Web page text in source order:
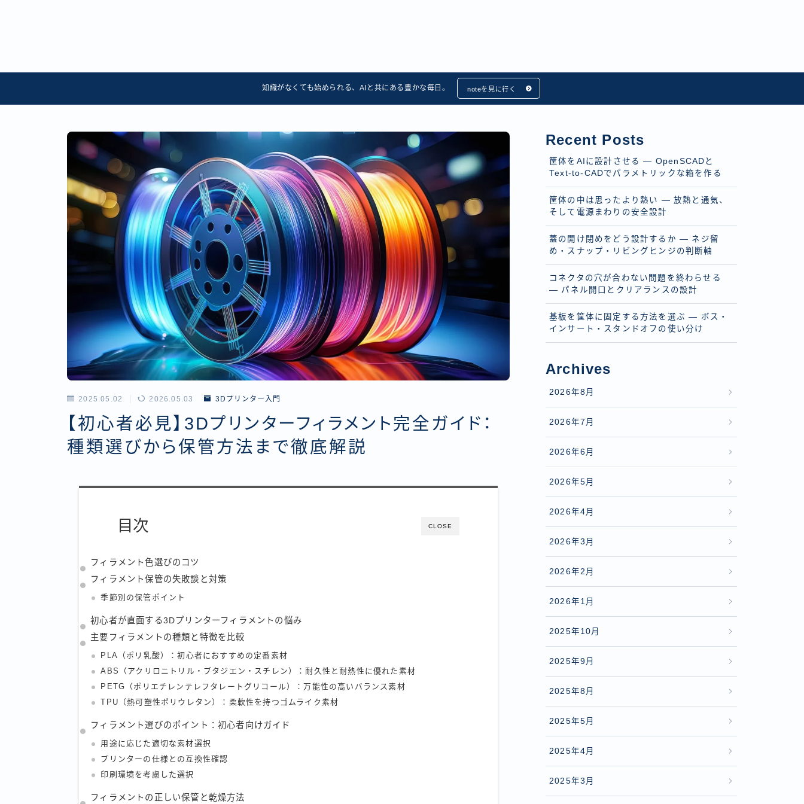
知識がなくても始められる、AIと共にある豊かな毎日。 noteを見に行く
2025.05.02 2026.05.03 3Dプリンター入門
【初心者必見】3Dプリンターフィラメント完全ガイド：
種類選びから保管方法まで徹底解説
CLOSE
目次
フィラメント色選びのコツ
フィラメント保管の失敗談と対策
季節別の保管ポイント
初心者が直面する3Dプリンターフィラメントの悩み
主要フィラメントの種類と特徴を比較
PLA（ポリ乳酸）：初心者におすすめの定番素材
ABS（アクリロニトリル・ブタジエン・スチレン）：耐久性と耐熱性に優れた素材
PETG（ポリエチレンテレフタレートグリコール）：万能性の高いバランス素材
TPU（熱可塑性ポリウレタン）：柔軟性を持つゴムライク素材
フィラメント選びのポイント：初心者向けガイド
用途に応じた適切な素材選択
プリンターの仕様との互換性確認
印刷環境を考慮した選択
フィラメントの正しい保管と乾燥方法
Recent Posts
筐体をAIに設計させる — OpenSCADと
Text-to-CADでパラメトリックな箱を作る
筐体の中は思ったより熱い — 放熱と通気、
そして電源まわりの安全設計
蓋の開け閉めをどう設計するか — ネジ留
め・スナップ・リビングヒンジの判断軸
コネクタの穴が合わない問題を終わらせる
— パネル開口とクリアランスの設計
基板を筐体に固定する方法を選ぶ — ボス・
インサート・スタンドオフの使い分け
Archives
2026年8月
2026年7月
2026年6月
2026年5月
2026年4月
2026年3月
2026年2月
2026年1月
2025年10月
2025年9月
2025年8月
2025年5月
2025年4月
2025年3月